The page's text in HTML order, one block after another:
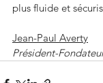
plus fluide et
Jean-Paul Averty
Président-